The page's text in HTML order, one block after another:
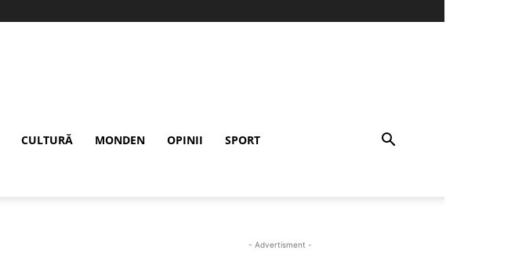
CULTURĂ MONDEN OPINII SPORT
- Advertisment -